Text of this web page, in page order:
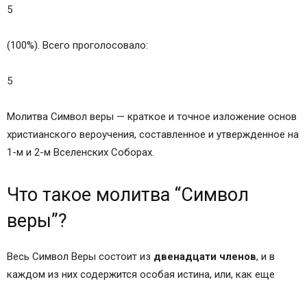
5
(100%). Всего проголосовало:
5
Молитва Символ веры — краткое и точное изложение основ
христианского вероучения, составленное и утвержденное на
1-м и 2-м Вселенских Соборах.
Что такое молитва “Символ
веры”?
Весь Символ Веры состоит из двенадцати членов, и в
каждом из них содержится особая истина, или, как еще